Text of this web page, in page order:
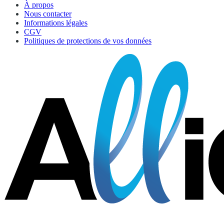
À propos
Nous contacter
Informations légales
CGV
Politiques de protections de vos données